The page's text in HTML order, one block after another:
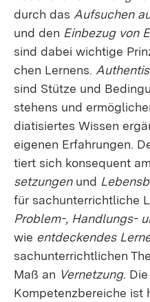
durch das Auf­su­chen
und den Ein­be­zug von
sind da­bei wich­ti­ge
chen Ler­nens.
sind Stüt­ze und
ste­hens und
dia­ti­sier­tes Wis­sen
ei­ge­nen Er­fah­run­gen.
tiert sich kon­se­quent
set­zun­genund
für sach­un­ter­richt­li­che
Pro­blem-, Hand­lungs-
wie ent­de­cken­des
sach­un­ter­richt­li­chen
Maß an Ver­net­zung.
Kom­pe­tenz­be­rei­che ist